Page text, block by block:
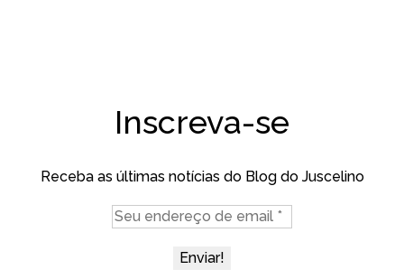
Inscreva-se
Receba as últimas notícias do Blog do Juscelino